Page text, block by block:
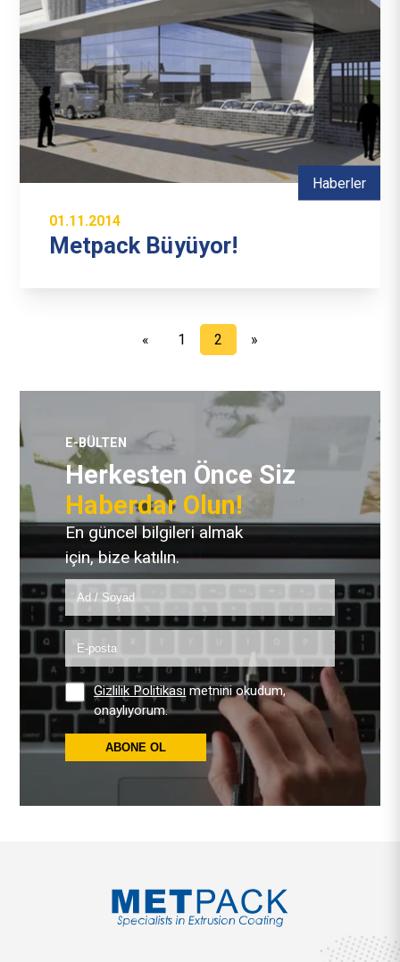
Haberler
01.11.2014
Metpack Büyüyor!
« 1 2 »
E-BÜLTEN
Herkesten Önce Siz
Haberdar Olun!
En güncel bilgileri almak
için, bize katılın.
Gizlilik Politikasımetnini okudum,
onaylıyorum.
ABONE OL